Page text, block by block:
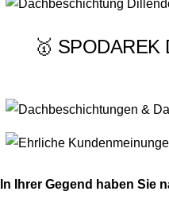
🥇 SPODAREK
In Ihrer Gegend haben